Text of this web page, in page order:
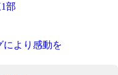
部
により感動を